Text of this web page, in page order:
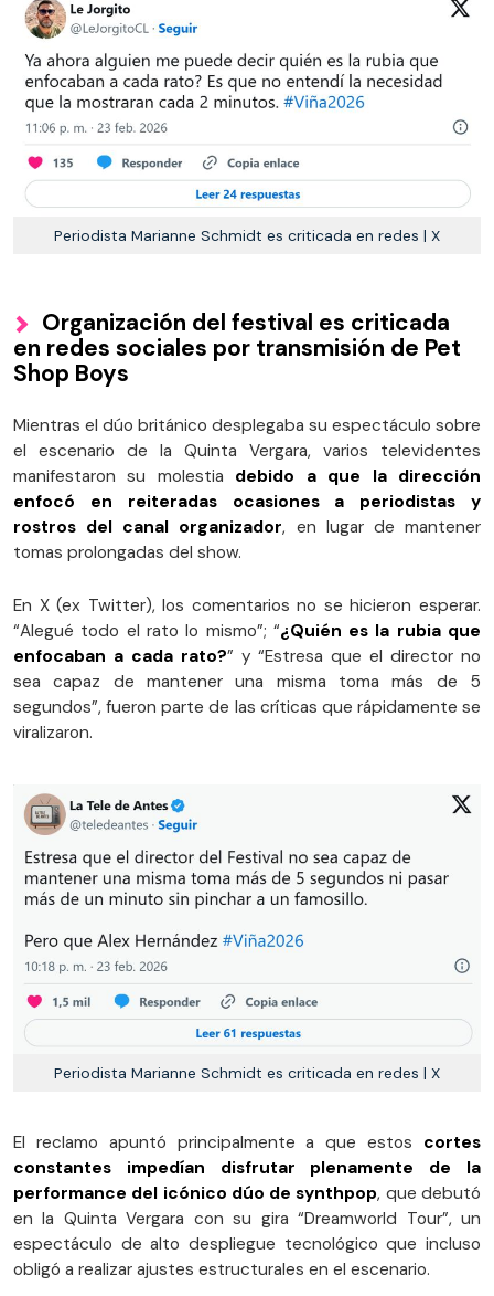
Periodista Marianne Schmidt es criticada en redes | X
Organización del festival es criticada
en redes sociales por transmisión de Pet
Shop Boys
Mientras el dúo británico desplegaba su espectáculo sobre
el escenario de la Quinta Vergara, varios televidentes
manifestaron su molestia debido a que la dirección
enfocó en reiteradas ocasiones a periodistas y
rostros del canal organizador, en lugar de mantener
tomas prolongadas del show.
En X (ex Twitter), los comentarios no se hicieron esperar.
“Alegué todo el rato lo mismo”; “¿Quién es la rubia que
enfocaban a cada rato?” y “Estresa que el director no
sea capaz de mantener una misma toma más de 5
segundos”, fueron parte de las críticas que rápidamente se
viralizaron.
Periodista Marianne Schmidt es criticada en redes | X
El reclamo apuntó principalmente a que estos cortes
constantes impedían disfrutar plenamente de la
performance del icónico dúo de synthpop, que debutó
en la Quinta Vergara con su gira “Dreamworld Tour”, un
espectáculo de alto despliegue tecnológico que incluso
obligó a realizar ajustes estructurales en el escenario.